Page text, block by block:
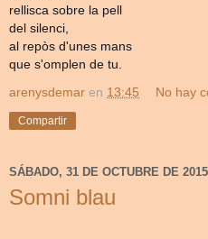
rellisca sobre la pell
del silenci,
al repòs d'unes mans
que s'omplen de tu.
arenysdemar en 13:45 No hay
Compartir
SÁBADO, 31 DE OCTUBRE DE 2015
Somni blau